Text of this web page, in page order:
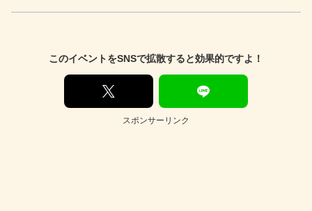
このイベントをSNSで拡散すると効果的ですよ！
スポンサーリンク